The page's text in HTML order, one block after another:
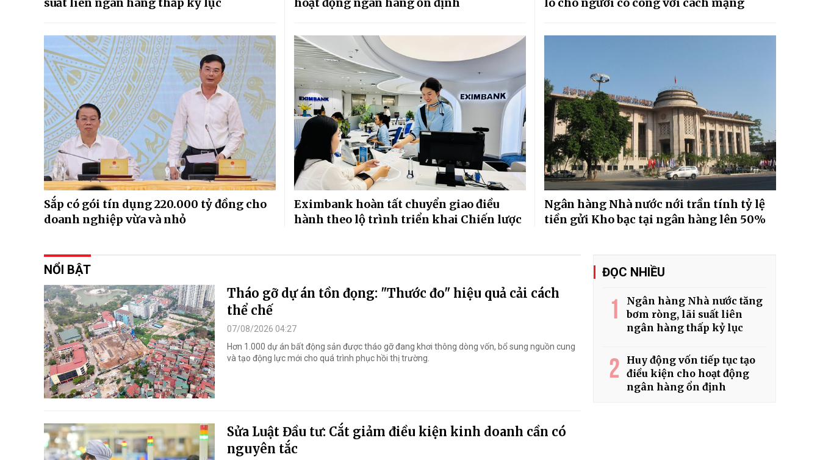
suất liên ngân hàng thấp kỷ lục
hoạt động ngân hàng ổn định
lo cho người có công với cách mạng
Sắp có gói tín dụng 220.000 tỷ đồng cho
doanh nghiệp vừa và nhỏ
Eximbank hoàn tất chuyển giao điều
hành theo lộ trình triển khai Chiến lược
Ngân hàng Nhà nước nới trần tính tỷ lệ
tiền gửi Kho bạc tại ngân hàng lên 50%
NỔI BẬT
Tháo gỡ dự án tồn đọng: "Thước đo" hiệu quả cải cách
thể chế
07/08/2026 04:27
Hơn 1.000 dự án bất động sản được tháo gỡ đang khơi thông dòng vốn, bổ sung nguồn cung
và tạo động lực mới cho quá trình phục hồi thị trường.
Sửa Luật Đầu tư: Cắt giảm điều kiện kinh doanh cần có
nguyên tắc
ĐỌC NHIỀU
1
Ngân hàng Nhà nước tăng
bơm ròng, lãi suất liên
ngân hàng thấp kỷ lục
2
Huy động vốn tiếp tục tạo
điều kiện cho hoạt động
ngân hàng ổn định